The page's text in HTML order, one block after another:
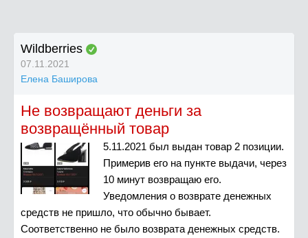
Wildberries
07.11.2021
Eлена Баширова
Не возвращают деньги за
возвращённый товар
5.11.2021 был выдан товар 2 позиции.
Примерив его на пункте выдачи, через
10 минут возвращаю его.
Уведомления о возврате денежных
средств не пришло, что обычно бывает.
Соответственно не было возврата денежных средств.